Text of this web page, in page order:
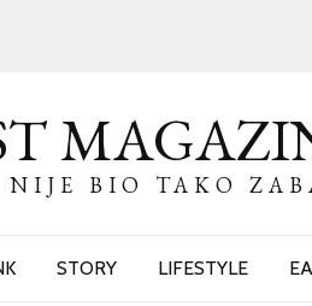
BIO TAKO
STORY LIFESTYLE